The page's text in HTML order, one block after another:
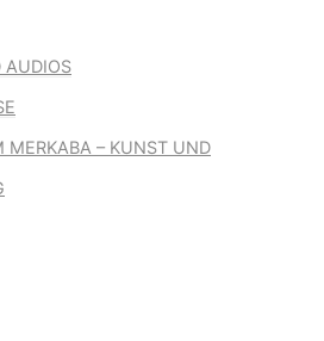
AUDIOS
MERKABA – KUNST UND